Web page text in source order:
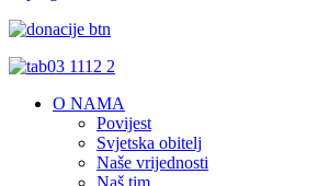
O NAMA
Povijest
Svjetska obitelj
Naše vrijednosti
Naš tim